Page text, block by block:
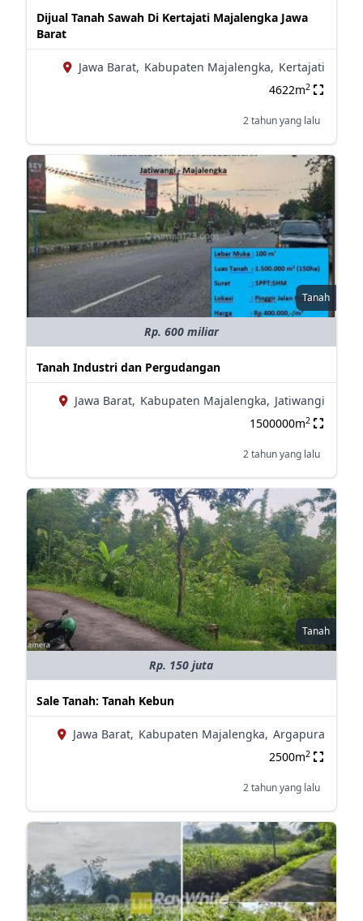
Dijual Tanah Sawah Di Kertajati Majalengka Jawa
Barat
Jawa Barat, Kabupaten Majalengka, Kertajati
4622m2
2 tahun yang lalu
Tanah
Rp. 600 miliar
Tanah Industri dan Pergudangan
Jawa Barat, Kabupaten Majalengka, Jatiwangi
1500000m2
2 tahun yang lalu
Tanah
Rp. 150 juta
Sale Tanah: Tanah Kebun
Jawa Barat, Kabupaten Majalengka, Argapura
2500m2
2 tahun yang lalu